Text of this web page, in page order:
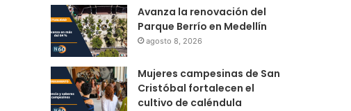
Avanza la renovación del
Parque Berrío en Medellín
agosto 8, 2026
Mujeres campesinas de San
Cristóbal fortalecen el
cultivo de caléndula